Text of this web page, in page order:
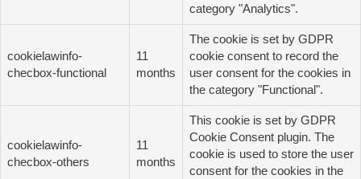
category "Analytics".
cookielawinfo-
checbox-functional
11
months
The cookie is set by GDPR
cookie consent to record the
user consent for the cookies in
the category "Functional".
cookielawinfo-
checbox-others
11
months
This cookie is set by GDPR
Cookie Consent plugin. The
cookie is used to store the user
consent for the cookies in the